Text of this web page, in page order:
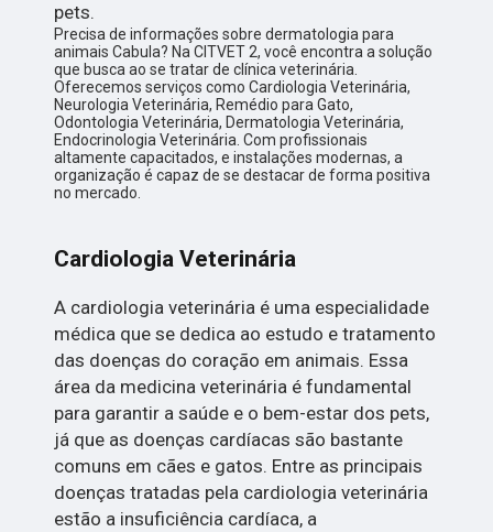
pets.
Precisa de informações sobre dermatologia para
animais Cabula? Na CITVET 2, você encontra a solução
que busca ao se tratar de clínica veterinária.
Oferecemos serviços como Cardiologia Veterinária,
Neurologia Veterinária, Remédio para Gato,
Odontologia Veterinária, Dermatologia Veterinária,
Endocrinologia Veterinária. Com profissionais
altamente capacitados, e instalações modernas, a
organização é capaz de se destacar de forma positiva
no mercado.
Cardiologia Veterinária
A cardiologia veterinária é uma especialidade
médica que se dedica ao estudo e tratamento
das doenças do coração em animais. Essa
área da medicina veterinária é fundamental
para garantir a saúde e o bem-estar dos pets,
já que as doenças cardíacas são bastante
comuns em cães e gatos. Entre as principais
doenças tratadas pela cardiologia veterinária
estão a insuficiência cardíaca, a